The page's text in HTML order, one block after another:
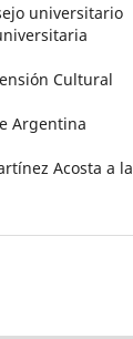
universitario
Cultural
Argentina
Acosta a la